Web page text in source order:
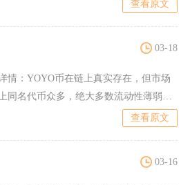
查看原文
03-18
情： YOYO币在链上真实存在，但市场
上同名代币众多，绝大多数流动性薄弱、
查看原文
03-16